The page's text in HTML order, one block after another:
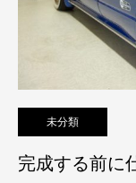
未分類
完成する前に